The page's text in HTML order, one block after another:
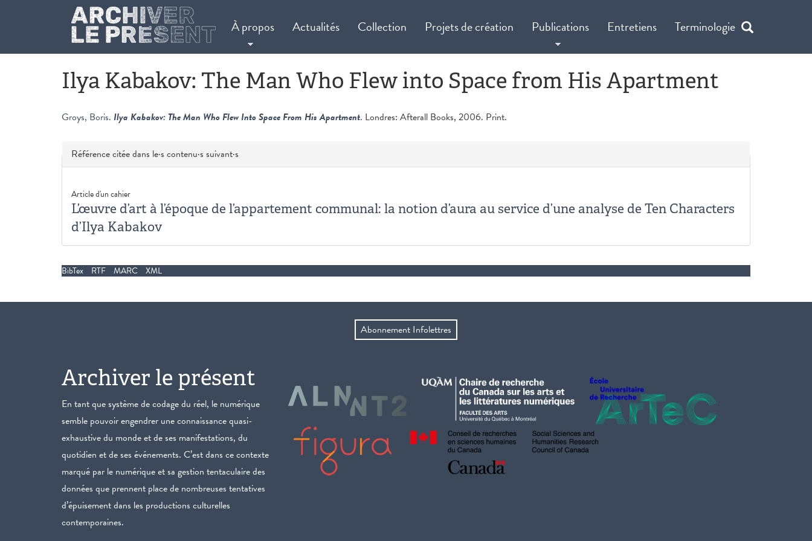
Aller au contenu principal
À propos Actualités Collection Projets de création Publications Entretiens Terminologie
Ilya Kabakov: The Man Who Flew into Space from His Apartment
Groys, Boris. Ilya Kabakov: The Man Who Flew Into Space From His Apartment. Londres: Afterall Books, 2006. Print.
Masquer
Référence citée dans le·s contenu·s suivant·s
Article d'un cahier
L’œuvre d’art à l’époque de l’appartement communal: la notion d’aura au service d’une analyse de Ten Characters
d’Ilya Kabakov
BibTex RTF MARC XML
Abonnement Infolettres
Archiver le présent
En tant que système de codage du réel, le numérique
semble pouvoir engendrer une connaissance quasi-
exhaustive du monde et de ses manifestations, du
quotidien et de ses événements. C’est dans ce contexte
marqué par le numérique et sa gestion tentaculaire des
données que prennent place de nombreuses tentatives
d’épuisement dans les productions culturelles
contemporaines.